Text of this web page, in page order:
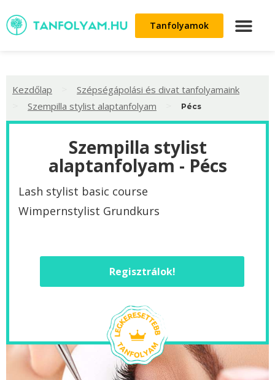
Tanfolyamok
Kezdőlap Szépségápolási és divat tanfolyamaink
Szempilla stylist alaptanfolyam Pécs
Szempilla stylist
alaptanfolyam - Pécs
Lash stylist basic course
Wimpernstylist Grundkurs
Regisztrálok!